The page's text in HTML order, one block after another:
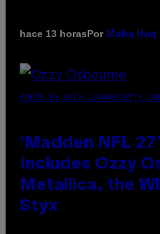
hace 13 horasPor Maha Haq
PHOTO BY NICK LAHAM/GETTY
‘Madden NFL
Includes Ozzy
Metallica, the
Styx